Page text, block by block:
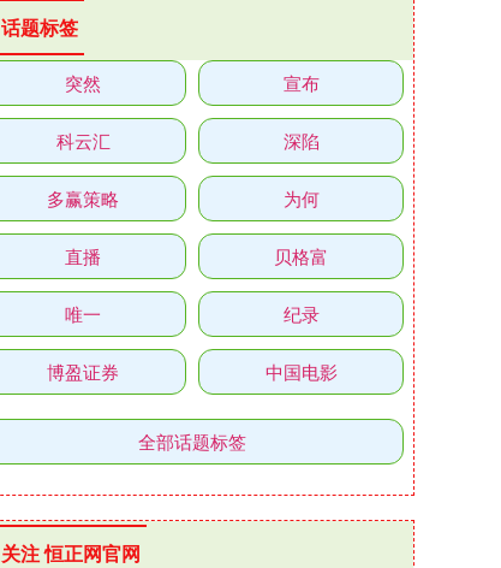
话题标签
突然 宣布
科云汇 深陷
多赢策略 为何
直播 贝格富
唯一 纪录
博盈证券 中国电影
全部话题标签
关注 恒正网官网